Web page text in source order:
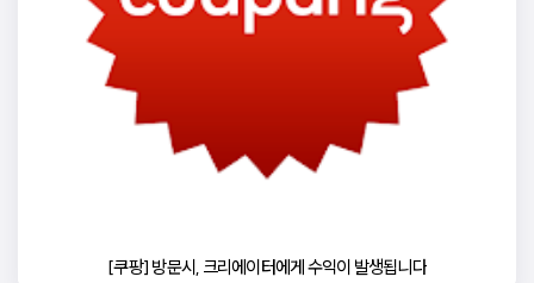
[쿠팡] 방문시, 크리에이터에게 수익이 발생됩니다